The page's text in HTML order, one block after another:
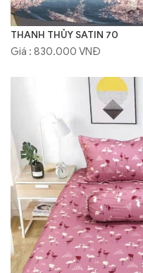
THANH THỦY SATIN 70
Giá : 830.000 VNĐ